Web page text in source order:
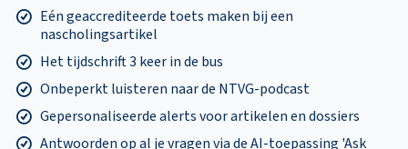
Eén geaccrediteerde toets maken bij een
nascholingsartikel
Het tijdschrift 3 keer in de bus
Onbeperkt luisteren naar de NTVG-podcast
Gepersonaliseerde alerts voor artikelen en dossiers
Antwoorden op al je vragen via de AI-toepassing 'Ask